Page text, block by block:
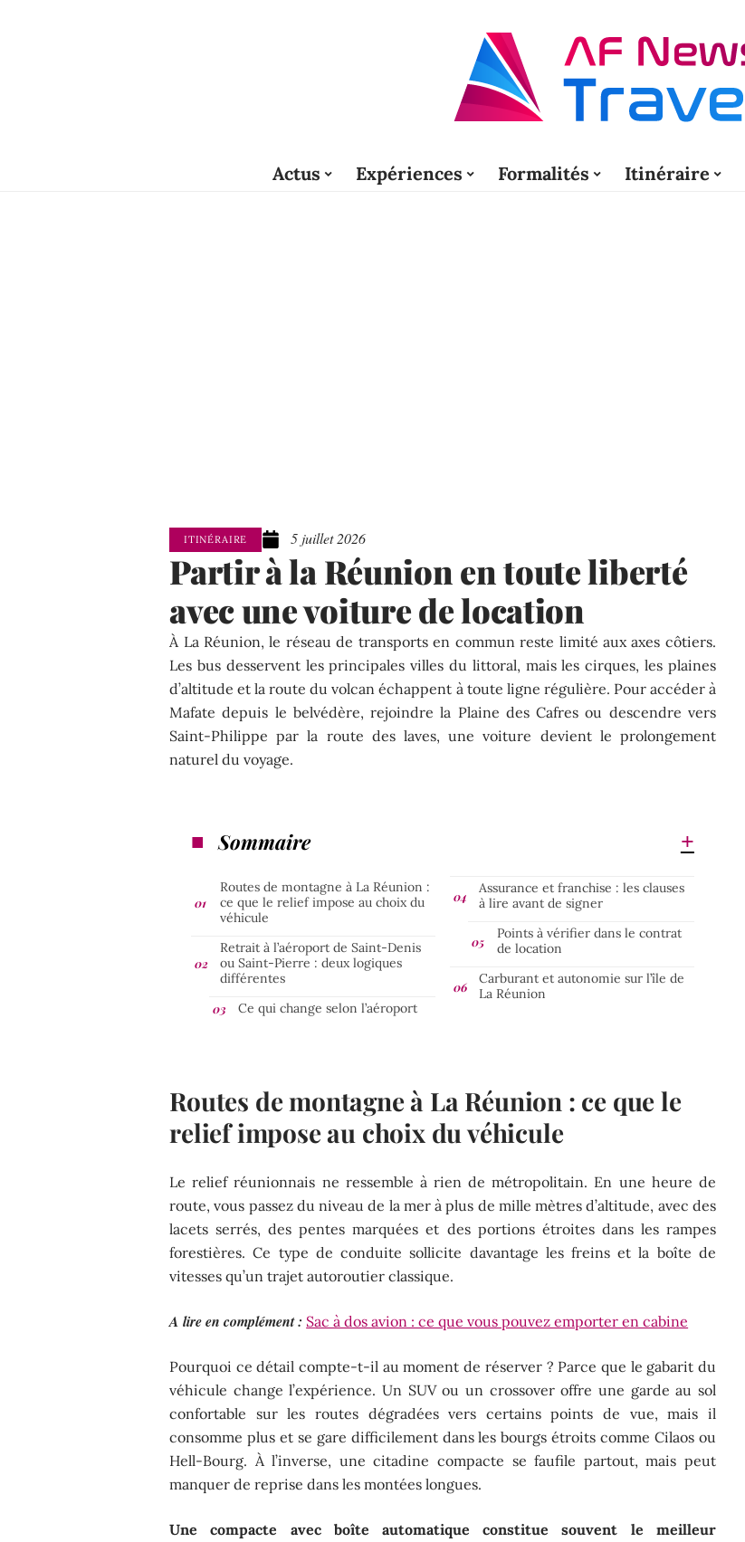
Actus Expériences Formalités Itinéraire
ITINÉRAIRE 5 juillet 2026
Partir à la Réunion en toute liberté
avec une voiture de location
À La Réunion, le réseau de transports en commun reste limité aux axes côtiers.
Les bus desservent les principales villes du littoral, mais les cirques, les plaines
d’altitude et la route du volcan échappent à toute ligne régulière. Pour accéder à
Mafate depuis le belvédère, rejoindre la Plaine des Cafres ou descendre vers
Saint-Philippe par la route des laves, une voiture devient le prolongement
naturel du voyage.
Sommaire
Routes de montagne à La Réunion :
ce que le relief impose au choix du
véhicule
Retrait à l’aéroport de Saint-Denis
ou Saint-Pierre : deux logiques
différentes
Ce qui change selon l’aéroport
Assurance et franchise : les clauses
à lire avant de signer
Points à vérifier dans le contrat
de location
Carburant et autonomie sur l’île de
La Réunion
Routes de montagne à La Réunion : ce que le
relief impose au choix du véhicule
Le relief réunionnais ne ressemble à rien de métropolitain. En une heure de
route, vous passez du niveau de la mer à plus de mille mètres d’altitude, avec des
lacets serrés, des pentes marquées et des portions étroites dans les rampes
forestières. Ce type de conduite sollicite davantage les freins et la boîte de
vitesses qu’un trajet autoroutier classique.
A lire en complément : Sac à dos avion : ce que vous pouvez emporter en cabine
Pourquoi ce détail compte-t-il au moment de réserver ? Parce que le gabarit du
véhicule change l’expérience. Un SUV ou un crossover offre une garde au sol
confortable sur les routes dégradées vers certains points de vue, mais il
consomme plus et se gare difficilement dans les bourgs étroits comme Cilaos ou
Hell-Bourg. À l’inverse, une citadine compacte se faufile partout, mais peut
manquer de reprise dans les montées longues.
Une compacte avec boîte automatique constitue souvent le meilleur